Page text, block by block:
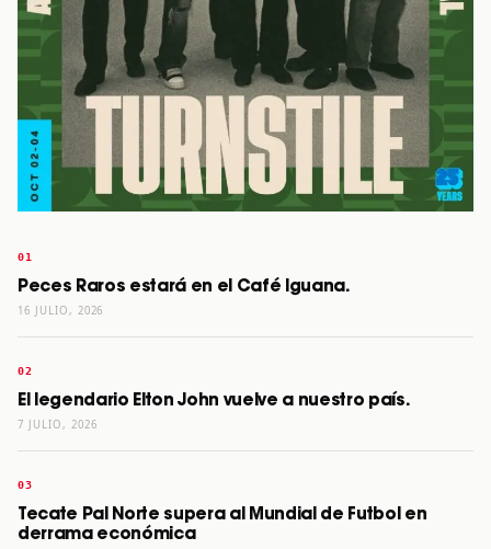
Peces Raros estará en el Café Iguana.
16 JULIO, 2026
El legendario Elton John vuelve a nuestro país.
7 JULIO, 2026
Tecate Pal Norte supera al Mundial de Futbol en
derrama económica